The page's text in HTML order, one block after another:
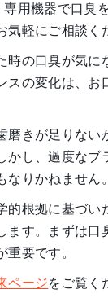
用機器で口臭
軽にご相談く
時の口臭が気に
スの変化は、お
磨きが足りない
かし、過度な
りかねません。
的根拠に基づい
ます。まずは口
重要です。
ページをご覧く